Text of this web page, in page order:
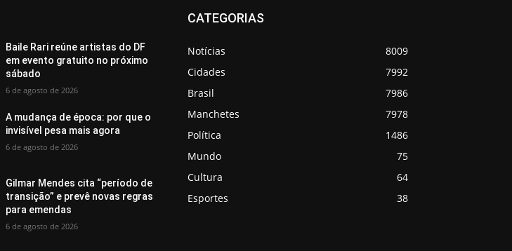
Baile Rari reúne artistas do DF
em evento gratuito no próximo
sábado
6 de agosto de 2026
A mudança de época: por que o
invisível pesa mais agora
6 de agosto de 2026
Gilmar Mendes cita “período de
transição” e prevê novas regras
para emendas
6 de agosto de 2026
CATEGORIAS
Notícias
8009
Cidades
7992
Brasil
7986
Manchetes
7978
Política
1486
Mundo
75
Cultura
64
Esportes
38